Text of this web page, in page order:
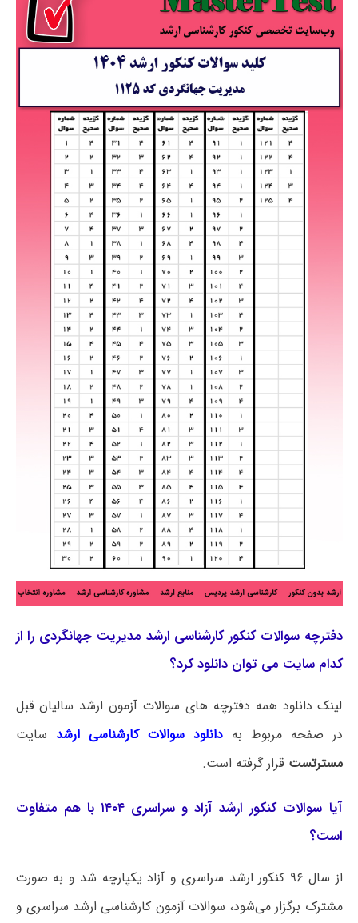
دفترچه سوالات کنکور کارشناسی ارشد مدیریت جهانگردی را از
کدام سایت می توان دانلود کرد؟
لینک دانلود همه دفترچه های سوالات آزمون ارشد سالیان قبل
در صفحه مربوط بهدانلود سوالات کارشناسی ارشد سایت
مسترتست قرار گرفته است.
آیا سوالات کنکور ارشد آزاد و سراسری ۱۴۰۴ با هم متفاوت
است؟
از سال ۹۶ کنکور ارشد سراسری و آزاد یکپارچه شد و به صورت
مشترک برگزار می‌شود، سوالات آزمون کارشناسی ارشد سراسری و